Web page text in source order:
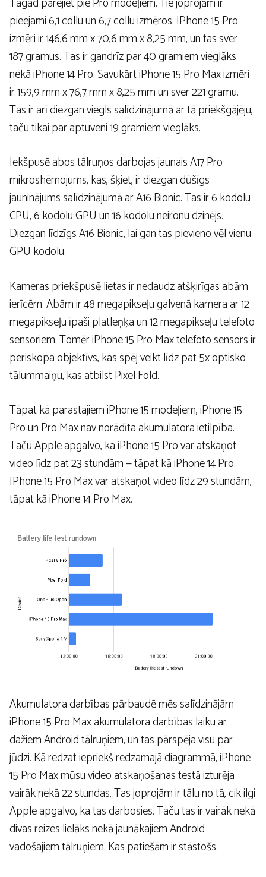
pieejami 6,1 collu un 6,7 collu izmēros. IPhone 15 Pro
izmēri ir 146,6 mm x 70,6 mm x 8,25 mm, un tas sver
187 gramus. Tas ir gandrīz par 40 gramiem vieglāks
nekā iPhone 14 Pro. Savukārt iPhone 15 Pro Max izmēri
ir 159,9 mm x 76,7 mm x 8,25 mm un sver 221 gramu.
Tas ir arī diezgan viegls salīdzinājumā ar tā priekšgājēju,
taču tikai par aptuveni 19 gramiem vieglāks.
Iekšpusē abos tālruņos darbojas jaunais A17 Pro
mikroshēmojums, kas, šķiet, ir diezgan dūšīgs
jauninājums salīdzinājumā ar A16 Bionic. Tas ir 6 kodolu
CPU, 6 kodolu GPU un 16 kodolu neironu dzinējs.
Diezgan līdzīgs A16 Bionic, lai gan tas pievieno vēl vienu
GPU kodolu.
Kameras priekšpusē lietas ir nedaudz atšķirīgas abām
ierīcēm. Abām ir 48 megapikseļu galvenā kamera ar 12
megapikseļu īpaši platleņķa un 12 megapikseļu telefoto
sensoriem. Tomēr iPhone 15 Pro Max telefoto sensors ir
periskopa objektīvs, kas spēj veikt līdz pat 5x optisko
tālummaiņu, kas atbilst Pixel Fold.
Tāpat kā parastajiem iPhone 15 modeļiem, iPhone 15
Pro un Pro Max nav norādīta akumulatora ietilpība.
Taču Apple apgalvo, ka iPhone 15 Pro var atskaņot
video līdz pat 23 stundām — tāpat kā iPhone 14 Pro.
IPhone 15 Pro Max var atskaņot video līdz 29 stundām,
tāpat kā iPhone 14 Pro Max.
Akumulatora darbības pārbaudē mēs salīdzinājām
iPhone 15 Pro Max akumulatora darbības laiku ar
dažiem Android tālruņiem, un tas pārspēja visu par
jūdzi. Kā redzat iepriekš redzamajā diagrammā, iPhone
15 Pro Max mūsu video atskaņošanas testā izturēja
vairāk nekā 22 stundas. Tas joprojām ir tālu no tā, cik ilgi
Apple apgalvo, ka tas darbosies. Taču tas ir vairāk nekā
divas reizes lielāks nekā jaunākajiem Android
vadošajiem tālruņiem. Kas patiešām ir stāstošs.